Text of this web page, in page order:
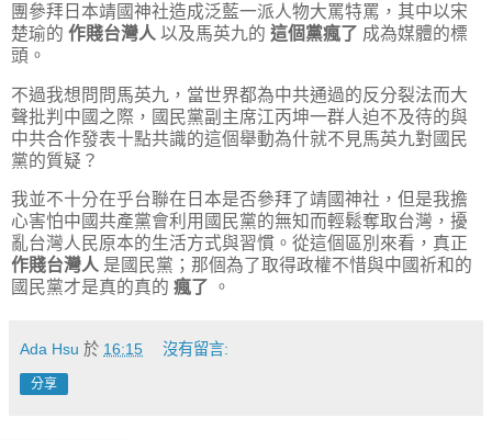
團參拜日本靖國神社造成泛藍一派人物大罵特罵，其中以宋
楚瑜的 作賤台灣人 以及馬英九的 這個黨瘋了 成為媒體的標
頭。
不過我想問問馬英九，當世界都為中共通過的反分裂法而大
聲批判中國之際，國民黨副主席江丙坤一群人迫不及待的與
中共合作發表十點共識的這個舉動為什就不見馬英九對國民
黨的質疑？
我並不十分在乎台聯在日本是否參拜了靖國神社，但是我擔
心害怕中國共產黨會利用國民黨的無知而輕鬆奪取台灣，擾
亂台灣人民原本的生活方式與習慣。從這個區別來看，真正
作賤台灣人 是國民黨；那個為了取得政權不惜與中國祈和的
國民黨才是真的真的 瘋了 。
Ada Hsu 於 16:15 沒有留言:
分享